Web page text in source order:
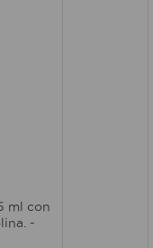
ml con
-